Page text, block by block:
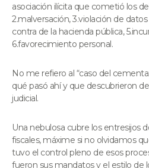
asociación ilícita que cometió los
2.malversación, 3.violación de
contra de la hacienda pública,
6.favorecimiento personal.
No me refiero al “caso del
qué pasó ahí y que descubrieron
judicial.
Una nebulosa cubre los entresijos
fiscales, máxime si no olvidamos
tuvo el control pleno de esos
fueron sus mandatos y el estilo de